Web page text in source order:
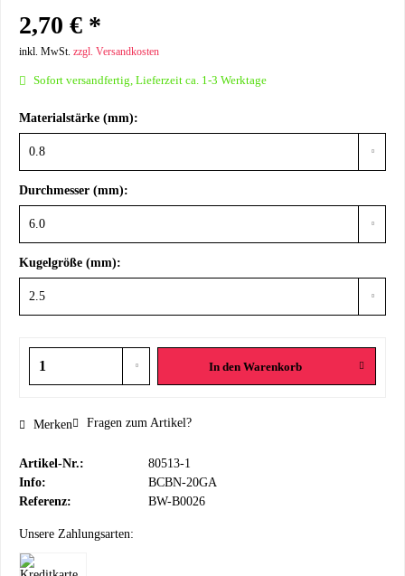
2,70 € *
inkl. MwSt. zzgl. Versandkosten
Sofort versandfertig, Lieferzeit ca. 1-3 Werktage
Materialstärke (mm):
Durchmesser (mm):
Kugelgröße (mm):
In den Warenkorb
Merken Fragen zum Artikel?
Artikel-Nr.:
80513-1
Info:
BCBN-20GA
Referenz:
BW-B0026
Unsere Zahlungsarten: